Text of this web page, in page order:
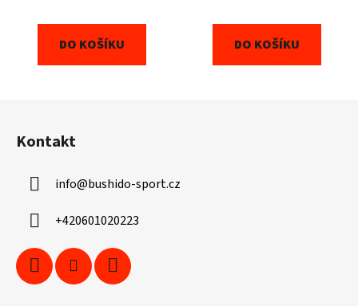
DO KOŠÍKU DO KOŠÍKU
Kontakt
info@bushido-sport.cz
+420601020223